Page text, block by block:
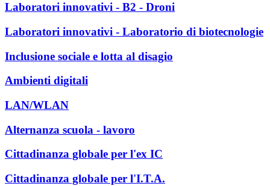
Laboratori innovativi - B2 - Droni
Laboratori innovativi - Laboratorio di biotecnologie
Inclusione sociale e lotta al disagio
Ambienti digitali
LAN/WLAN
Alternanza scuola - lavoro
Cittadinanza globale per l'ex IC
Cittadinanza globale per l'I.T.A.